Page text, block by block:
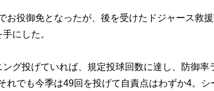
役御免となったが、後を受けたドジャース救
にした。
グ投げていれば、規定投球回数に達し、防御率
れでも今季は49回を投げて自責点はわずか4。